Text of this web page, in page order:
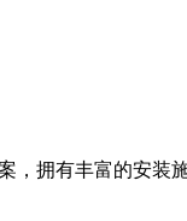
拥有丰富的安装